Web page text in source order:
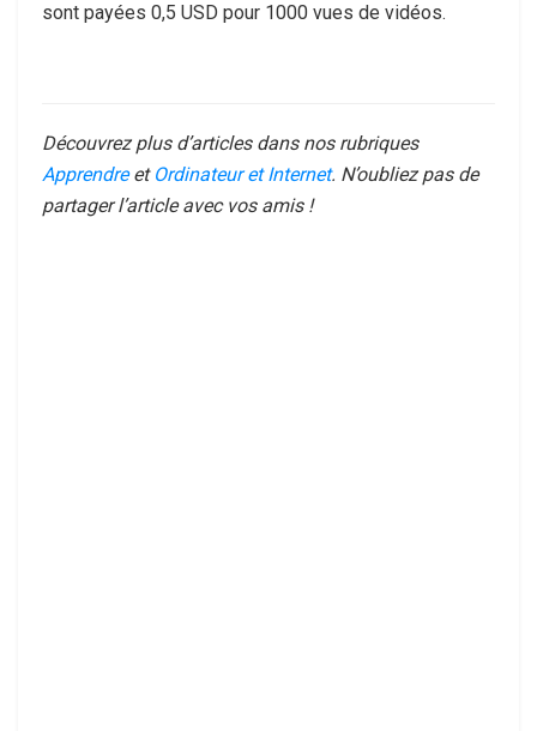
sont payées 0,5 USD pour 1000 vues de vidéos.
Découvrez plus d’articles dans nos rubriques
Apprendreet Ordinateur et Internet. N’oubliez pas de
partager l’article avec vos amis !